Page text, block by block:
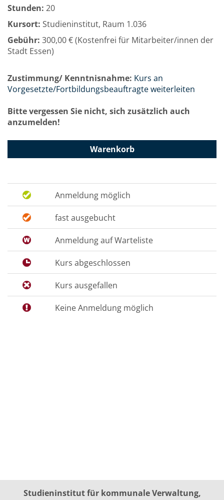
Stunden: 20
Kursort: Studieninstitut, Raum 1.036
Gebühr: 300,00 € (Kostenfrei für Mitarbeiter/innen der
Stadt Essen)
Zustimmung/ Kenntnisnahme: Kurs an
Vorgesetzte/Fortbildungsbeauftragte weiterleiten
Bitte vergessen Sie nicht, sich zusätzlich auch
anzumelden!
Warenkorb
Anmeldung möglich
fast ausgebucht
Anmeldung auf Warteliste
Kurs abgeschlossen
Kurs ausgefallen
Keine Anmeldung möglich
Studieninstitut für kommunale Verwaltung,